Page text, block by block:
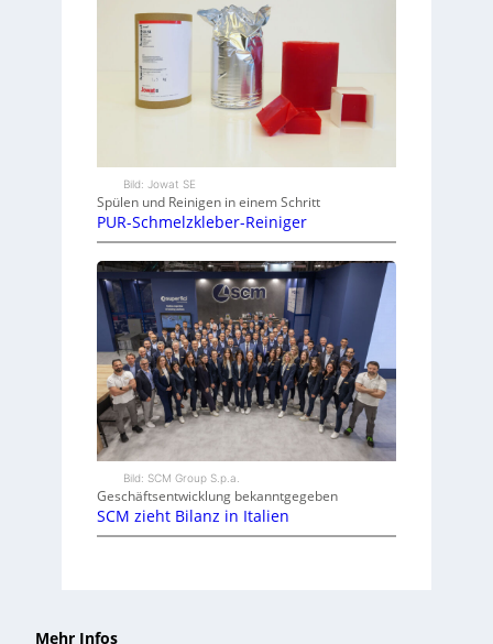
Bild: Jowat SE
Spülen und Reinigen in einem Schritt
PUR-Schmelzkleber-Reiniger
Bild: SCM Group S.p.a.
Geschäftsentwicklung bekanntgegeben
SCM zieht Bilanz in Italien
Mehr Infos